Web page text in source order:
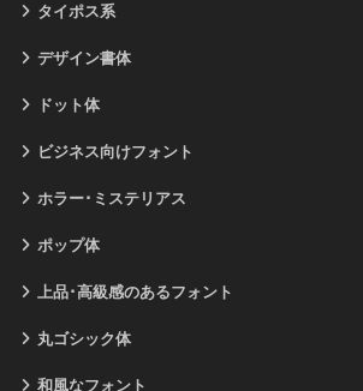
タイポス系
デザイン書体
ドット体
ビジネス向けフォント
ホラー･ミステリアス
ポップ体
上品･高級感のあるフォント
丸ゴシック体
和風なフォント